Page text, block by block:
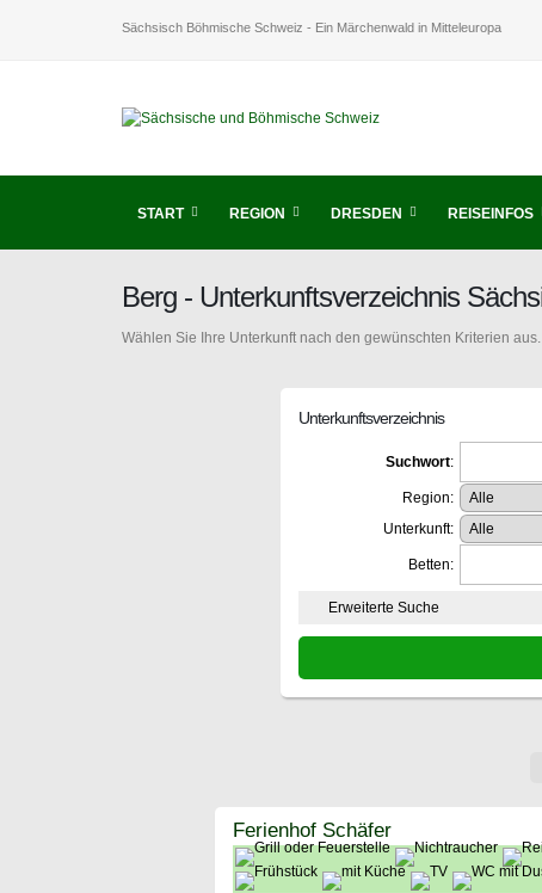
Sächsisch Böhmische Schweiz - Ein Märchenwald in Mitteleuropa
START REGION DRESDEN REISEINFOS
Berg - Unterkunftsverzeichnis
Wählen Sie Ihre Unterkunft nach den gewünschten Kriterien aus.
Unterkunftsverzeichnis
Suchwort:
Region:
Unterkunft:
Betten:
Erweiterte Suche
Ferienhof Schäfer